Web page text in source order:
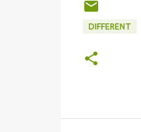
DIFFERENT